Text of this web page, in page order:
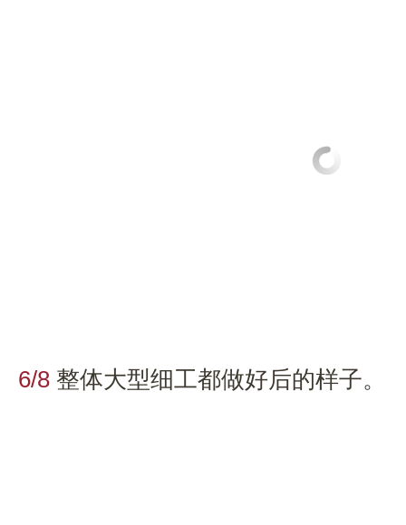
6/8 整体大型细工都做好后的样子。